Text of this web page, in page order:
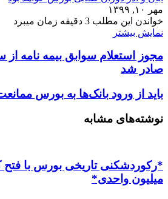
مهر ۱۰, ۱۳۹۹
خواندن این مطلب 3 دقیقه زمان میبرد
نمایش بیشتر
مجوز استعلام سوابق بیمه نامه از
صادر شد
باید از ورود بانک‌ها به بورس
نوشته‌های مشابه
میلیون واحدی*